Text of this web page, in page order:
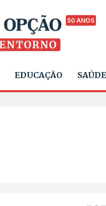
50 ANOS
EDUCAÇÃO SAÚDE